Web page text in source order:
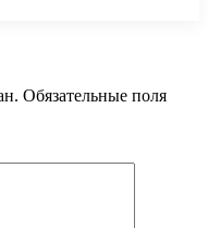
Обязательные поля